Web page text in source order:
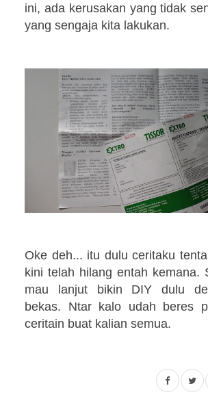
ini, ada kerusakan yang tidak
yang sengaja kita lakukan.
Oke deh... itu dulu ceritaku
kini telah hilang entah kemana.
mau lanjut bikin DIY dulu
bekas. Ntar kalo udah beres
ceritain buat kalian semua.